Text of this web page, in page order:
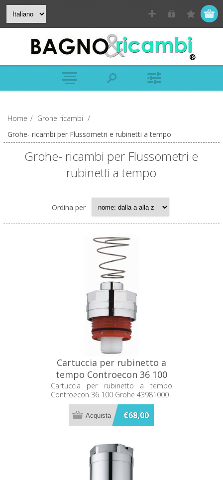
Home / Grohe ricambi /
Grohe- ricambi per Flussometri e rubinetti a tempo
Grohe- ricambi per Flussometri e
rubinetti a tempo
Ordina per
Cartuccia per rubinetto a
tempo Controecon 36 100
Grohe 43981000
Cartuccia per rubinetto a tempo
Controecon 36 100 Grohe 43981000
€68,00